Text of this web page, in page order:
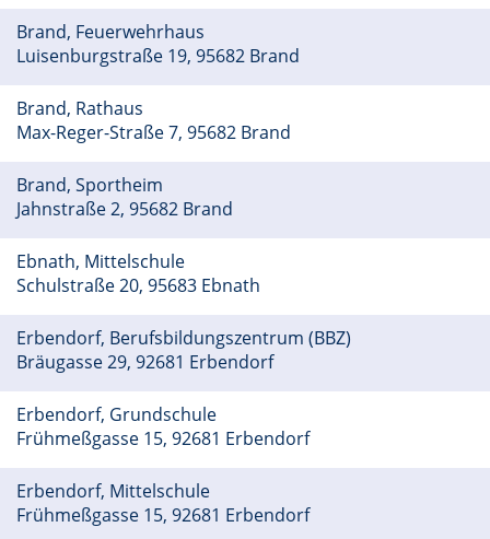
Brand, Feuerwehrhaus
Luisenburgstraße 19, 95682 Brand
Brand, Rathaus
Max-Reger-Straße 7, 95682 Brand
Brand, Sportheim
Jahnstraße 2, 95682 Brand
Ebnath, Mittelschule
Schulstraße 20, 95683 Ebnath
Erbendorf, Berufsbildungszentrum (BBZ)
Bräugasse 29, 92681 Erbendorf
Erbendorf, Grundschule
Frühmeßgasse 15, 92681 Erbendorf
Erbendorf, Mittelschule
Frühmeßgasse 15, 92681 Erbendorf